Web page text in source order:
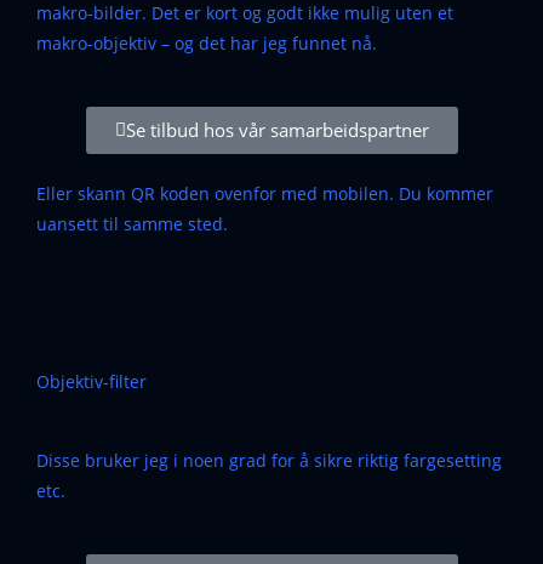
makro-bilder. Det er kort og godt ikke mulig uten et
makro-objektiv – og det har jeg funnet nå.
Se tilbud hos vår samarbeidspartner
Eller skann QR koden ovenfor med mobilen. Du kommer
uansett til samme sted.
Objektiv-filter
Disse bruker jeg i noen grad for å sikre riktig fargesetting
etc.